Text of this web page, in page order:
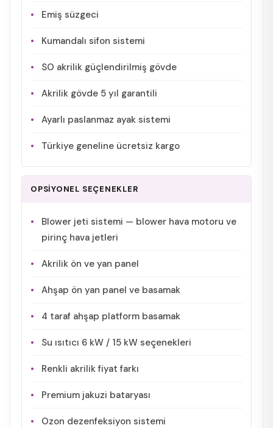
Emiş süzgeci
Kumandalı sifon sistemi
SO akrilik güçlendirilmiş gövde
Akrilik gövde 5 yıl garantili
Ayarlı paslanmaz ayak sistemi
Türkiye geneline ücretsiz kargo
OPSİYONEL SEÇENEKLER
Blower jeti sistemi — blower hava motoru ve
pirinç hava jetleri
Akrilik ön ve yan panel
Ahşap ön yan panel ve basamak
4 taraf ahşap platform basamak
Su ısıtıcı 6 kW / 15 kW seçenekleri
Renkli akrilik fiyat farkı
Premium jakuzi bataryası
Ozon dezenfeksiyon sistemi